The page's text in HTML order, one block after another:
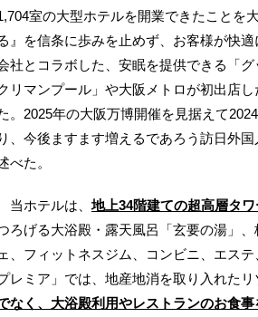
室の大型ホテルを開業できたことを
』を信条に歩みを止めず、お客様が快
社とコラボした、安眠を提供できる「
リマンプール」や大阪メトロが初出店
。2025年の大阪万博開催を見据えて
り、今後ますます増えるであろう訪日外
べた。
当ホテルは、地上34階建ての超高層タ
ろげる大浴殿・露天風呂「玄要の湯」
ェ、フィットネスジム、コンビニ、エス
レミア」では、地産地消を取り入れた
なく、大浴殿利用やレストランのお食